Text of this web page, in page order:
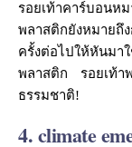
รอยเท้าคาร์บอนห
พลาสติกยังหมายถึ
ครั้งต่อไปให้หันมา
พลาสติก รอยเท้า
ธรรมชาติ!
4. climate